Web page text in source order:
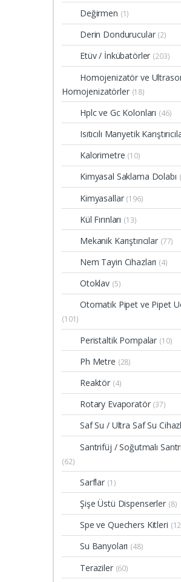
Değirmen (1)
Derin Dondurucular (2)
Etüv / İnkübatörler (203)
Homojenizatör ve
Homojenizatörler (18)
Hplc ve Gc Kolonları (46)
Isıtıcılı Manyetik
Kalorimetre (10)
Kimyasal Saklama Dolabı
Kimyasallar (196)
Kül Fırınları (13)
Mekanik Karıştırıcılar (77)
Nem Tayin Cihazları (4)
Otoklav (5)
Otomatik Pipet ve Pipet
(101)
Peristaltik Pompalar (10)
Ph Metre (28)
Reaktör (4)
Rotary Evaporatör (37)
Saf Su / Ultra Saf Su
Santrifüj / Soğutmalı
(62)
Sarflar (1)
Şişe Üstü Dispenserler (8)
Spe ve Quechers Kitleri
Su Banyoları (48)
Teraziler (60)